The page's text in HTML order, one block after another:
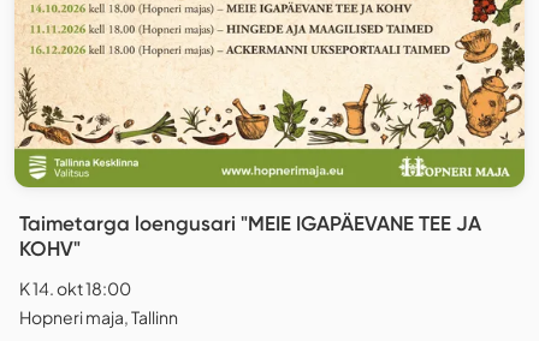
Taimetarga loengusari "MEIE IGAPÄEVANE TEE JA
KOHV"
K 14. okt 18:00
Hopneri maja, Tallinn